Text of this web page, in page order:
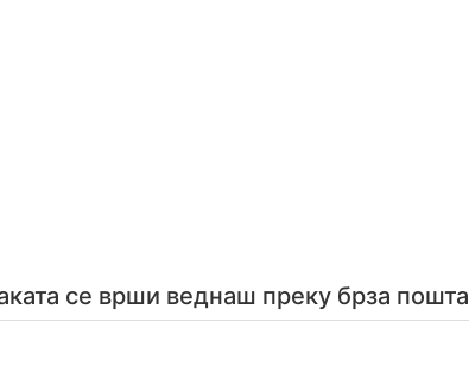
се врши веднаш преку брза пошта